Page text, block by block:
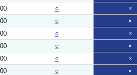
○ ×
○ ×
○ ×
○ ×
○ ×
○ ×